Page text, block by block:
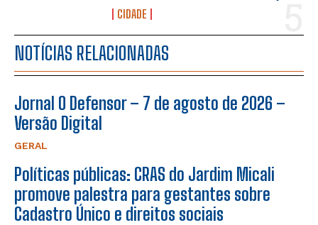
CIDADE
NOTÍCIAS RELACIONADAS
Jornal O Defensor – 7 de agosto de 2026 –
Versão Digital
GERAL
Políticas públicas: CRAS do Jardim Micali
promove palestra para gestantes sobre
Cadastro Único e direitos sociais